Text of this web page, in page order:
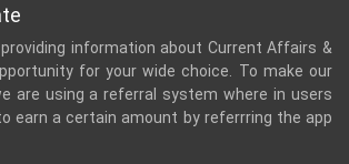
information about Current Affairs &
for your wide choice. To make our
are using a referral system where in users
earn a certain amount by referrring the app